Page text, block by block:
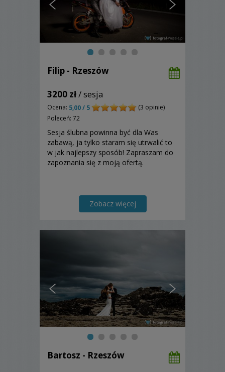
Filip - Rzeszów
3200 zł/ sesja
Ocena: 5,00 / 5
(3 opinie)
Poleceń: 72
Sesja ślubna powinna być dla Was
zabawą, ja tylko staram się utrwalić to
w jak najlepszy sposób! Zapraszam do
zapoznania się z moją ofertą.
Zobacz więcej
Bartosz - Rzeszów